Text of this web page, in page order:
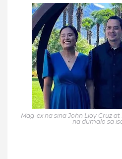
Mag-ex na sina John Lloy Cruz
na dumalo sa